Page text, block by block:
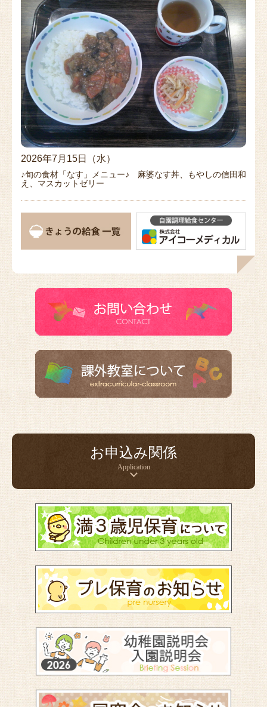
2026年7月15日（水）
♪旬の食材「なす」メニュー♪ 麻婆なす丼、もやしの信田和
え、マスカットゼリー
お申込み関係
Application